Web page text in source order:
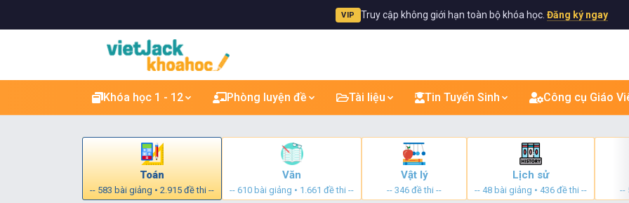
VIP Truy cập không giới hạn toàn bộ khóa học. Đăng ký ngay
Khóa học 1 - 12 Phòng luyện đề Tài liệu Tin Tuyển Sinh Công cụ Giáo
Toán
-- 583 bài giảng • 2.915 đề thi --
Văn
-- 610 bài giảng • 1.661 đề thi --
Vật lý
-- 346 đề thi --
Lịch sử
-- 48 bài giảng • 436 đề thi -- --